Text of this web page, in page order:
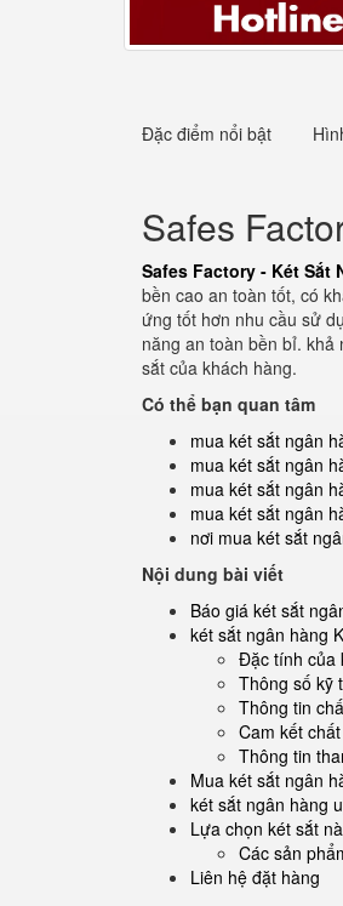
Đặc điểm nổi bật
Safes
Safes Factory - Két Sắt
bền cao an toàn tốt, có
ứng tốt hơn nhu cầu sử
năng an toàn bền bỉ. khả
sắt của khách hàng.
Có thể bạn quan tâm
mua két sắt ngân
mua két sắt ngân
mua két sắt ngân
mua két sắt ngân
nơi mua két sắt
Nội dung bài viết
Báo giá két sắt
két sắt ngân hàng
Đặc tính của
Thông số kỹ
Thông tin
Cam kết
Thông tin
Mua két sắt ngân
két sắt ngân hàng
Lựa chọn két sắt
Các sản
Liên hệ đặt hàng